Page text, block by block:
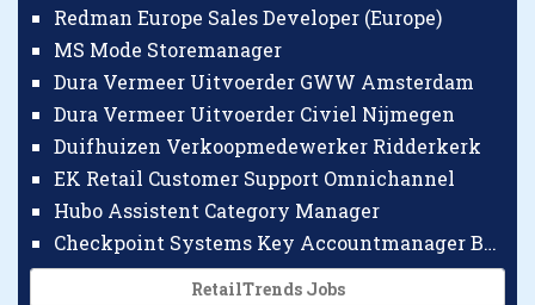
Redman Europe Sales Developer (Europe)
MS Mode Storemanager
Dura Vermeer Uitvoerder GWW Amsterdam
Dura Vermeer Uitvoerder Civiel Nijmegen
Duifhuizen Verkoopmedewerker Ridderkerk
EK Retail Customer Support Omnichannel
Hubo Assistent Category Manager
Checkpoint Systems Key Accountmanager Benelux
RetailTrends Jobs